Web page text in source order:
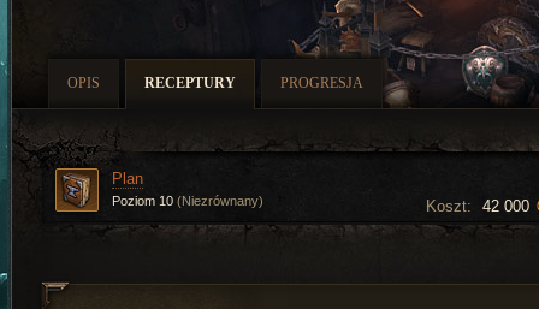
OPIS RECEPTURY PROGRESJA
Koszt: 42 000
Plan
Poziom 10 (Niezrównany)